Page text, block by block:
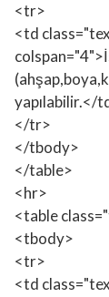
<tr>
<td
yapılabilir.</
</tr>
</tbody>
</table>
<hr>
<table
<tbody>
<tr>
<td